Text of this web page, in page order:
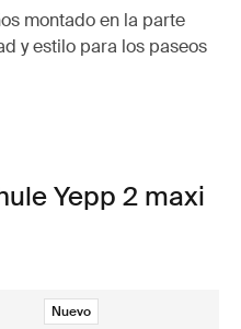
montado en la parte
y estilo para los paseos
Yepp 2 maxi
Nuevo